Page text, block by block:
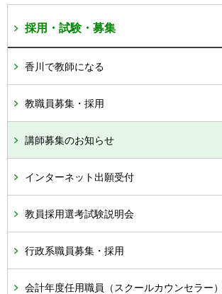
採用・試験・募集
香川で教師になる
教職員募集・採用
講師募集のお知らせ
インターネット出願受付
教員採用選考試験説明会
行政系職員募集・採用
会計年度任用職員（スクールカウンセラー